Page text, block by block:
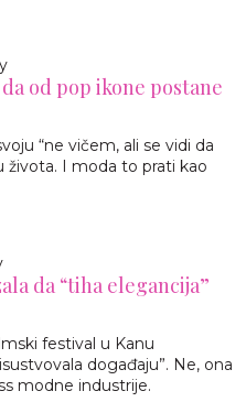
od pop ikone postane
“ne vičem, ali se vidi da
I moda to prati kao
da “tiha elegancija”
festival u Kanu
događaju”. Ne, ona
modne industrije.